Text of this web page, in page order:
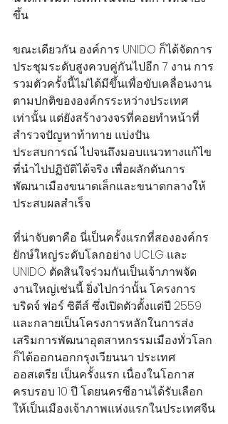
ขึ้น
ขณะเดียวกัน องค์การ UNIDO ก็ได้จัดการ
ประชุมระดับสูงควบคู่กันไปอีก 7 งาน การ
รวมตัวครั้งนี้ไม่ได้มีขึ้นเพื่อขับเคลื่อนงาน
ตามปกติขององค์กรระหว่างประเทศ
เท่านั้น แต่ยังสร้างวงจรที่คอยทำหน้าที่
สำรวจปัญหาท้าทาย แบ่งปัน
ประสบการณ์ ไปจนถึงมอบแนวทางแก้ไข
ที่นำไปปฏิบัติได้จริง เพื่อผลักดันการ
พัฒนาเมืองขนาดเล็กและขนาดกลางให้
ประสบผลสำเร็จ
ที่น่าจับตาคือ นี่เป็นครั้งแรกที่สององค์กร
ยักษ์ใหญ่ระดับโลกอย่าง UCLG และ
UNIDO ตัดสินใจร่วมกันเป็นเจ้าภาพจัด
งานใหญ่เช่นนี้ ยิ่งไปกว่านั้น โครงการ
บริดจ์ ฟอร์ ซิตีส์ ซึ่งเปิดตัวตั้งแต่ปี 2559
และกลายเป็นโครงการหลักในการส่ง
เสริมการพัฒนาอุตสาหกรรมเมืองทั่วโลก
ก็ได้ออกนอกกรุงเวียนนา ประเทศ
ออสเตรีย เป็นครั้งแรก เนื่องในโอกาส
ครบรอบ 10 ปี โดยนครซีอานได้รับเลือก
ให้เป็นเมืองเจ้าภาพแห่งแรกในประเทศจีน